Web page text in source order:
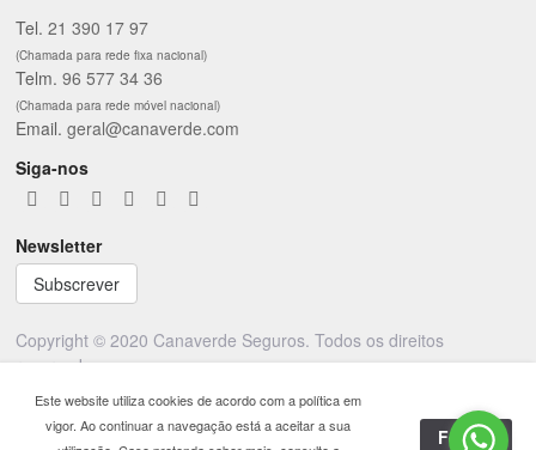
Tel.21 390 17 97
(Chamada para rede fixa nacional)
Telm.96 577 34 36
(Chamada para rede móvel nacional)
Email.geral@canaverde.com
Siga-nos
Newsletter
Subscrever
Copyright © 2020 Canaverde Seguros. Todos os direitos
reservados.
Powered by:Lx Look
Este website utiliza cookies de acordo com a política em
vigor. Ao continuar a navegação está a aceitar a sua
Fechar